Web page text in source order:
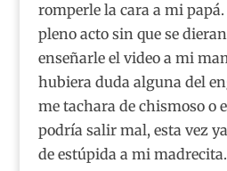
romperle la cara a mi
pleno acto sin que se
enseñarle el video a mi
hubiera duda alguna del
me tachara de chismoso o
podría salir mal, esta vez
de estúpida a mi madrecita.